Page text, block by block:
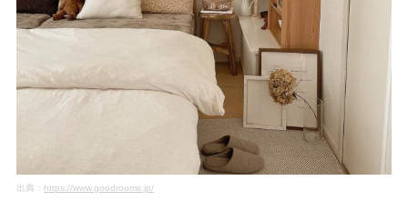
出典： https://www.goodrooms.jp/